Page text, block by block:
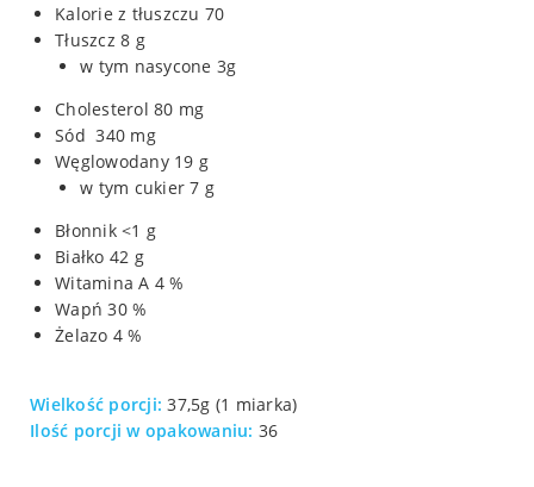
Kalorie z tłuszczu 70
Tłuszcz 8 g
w tym nasycone 3g
Cholesterol 80 mg
Sód 340 mg
Węglowodany 19 g
w tym cukier 7 g
Błonnik <1 g
Białko 42 g
Witamina A 4 %
Wapń 30 %
Żelazo 4 %
Wielkość porcji: 37,5g (1 miarka)
Ilość porcji w opakowaniu: 36